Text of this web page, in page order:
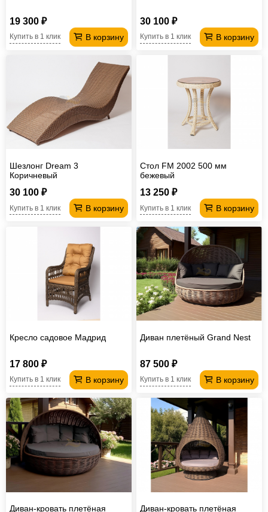
19 300 ₽
В корзину
Купить в 1 клик
30 100 ₽
В корзину
Купить в 1 клик
Шезлонг Dream 3
Коричневый
30 100 ₽
В корзину
Купить в 1 клик
Стол FM 2002 500 мм
бежевый
13 250 ₽
В корзину
Купить в 1 клик
Кресло садовое Мадрид
17 800 ₽
В корзину
Купить в 1 клик
Диван плетёный Grand Nest
87 500 ₽
В корзину
Купить в 1 клик
Диван-кровать плетёная Диван-кровать плетёная